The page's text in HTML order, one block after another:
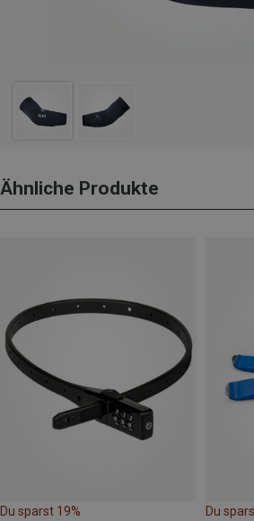
Ähnliche Produkte
Du sparst 19% Du